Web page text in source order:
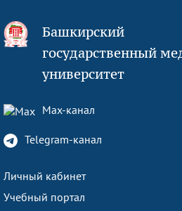
Башкирский
государственный
университет
Max-канал
Telegram-канал
Личный кабинет
Учебный портал